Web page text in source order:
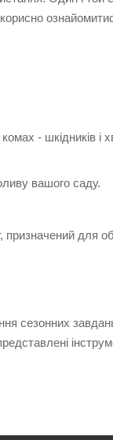
- шкідників і
вашого саду.
для
сезонних